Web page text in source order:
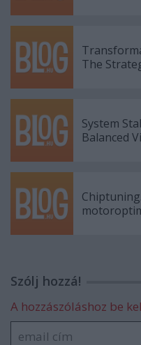
The
System
Balanced
Szólj hozzá!
A hozzászóláshoz be